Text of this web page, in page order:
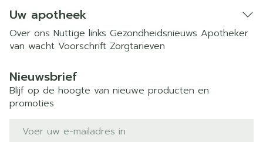
Uw apotheek
Over ons Nuttige links Gezondheidsnieuws Apotheker
van wacht Voorschrift Zorgtarieven
Nieuwsbrief
Blijf op de hoogte van nieuwe producten en
promoties
E-mail adres